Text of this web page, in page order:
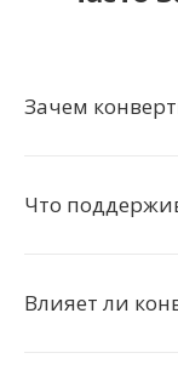
Зачем
Что
Влияет ли